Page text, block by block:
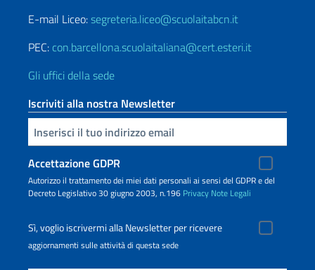
E-mail Liceo:segreteria.liceo@scuolaitabcn.it
PEC: con.barcellona.scuolaitaliana@cert.esteri.it
Gli uffici della sede
Iscriviti alla nostra Newsletter
Inserisci la tua email
Accettazione GDPR
Autorizzo il trattamento dei miei dati personali ai sensi del GDPR e del
Decreto Legislativo 30 giugno 2003, n.196 Privacy Note Legali
Sì, voglio iscrivermi alla Newsletter per ricevere
aggiornamenti sulle attività di questa sede